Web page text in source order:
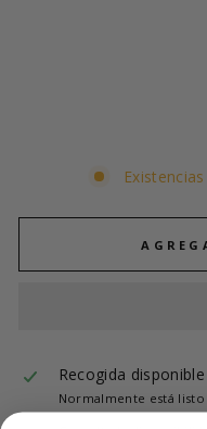
Recogida
Normalmente está listo